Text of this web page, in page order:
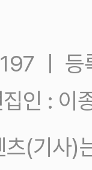
ㅣ
인 : 이
(기사)